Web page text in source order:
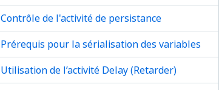
Contrôle de l'activité de persistance
Prérequis pour la sérialisation des variables
Utilisation de l’activité Delay (Retarder)